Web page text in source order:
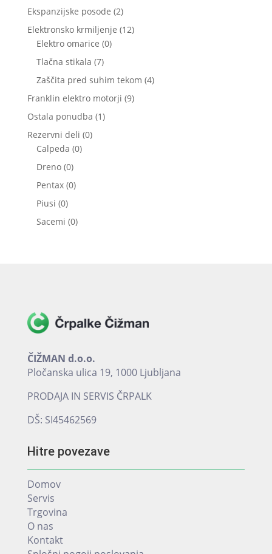
Ekspanzijske posode 22
izdelka
Elektronsko krmiljenje 1212
Elektro omarice 00
Tlačna stikala 77
izdelkov
Zaščita pred suhim tekom 44
Franklin elektro motorji 99
Ostala ponudba 11
Rezervni deli 00
Calpeda 00
Dreno 00
izdelkov
Pentax 00
Piusi 00
izdelkov
Sacemi 00
ČIŽMAN d.o.o.
Pločanska ulica 19, 1000 Ljubljana
PRODAJA IN SERVIS ČRPALK
DŠ: SI45462569
Hitre povezave
Domov
Servis
Trgovina
O nas
Kontakt